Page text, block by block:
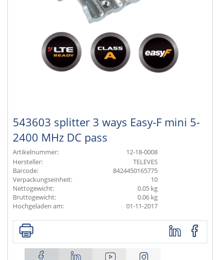
543603 splitter 3 ways Easy-F mini 5-
2400 MHz DC pass
Artikelnummer:
12-18-0008
Hersteller:
TELEVES
Barcode:
8424450165775
Verpackungseinheit:
10
Nettogewicht:
0.05 kg
Bruttogewicht:
0.06 kg
Hochgeladen am:
01-11-2017